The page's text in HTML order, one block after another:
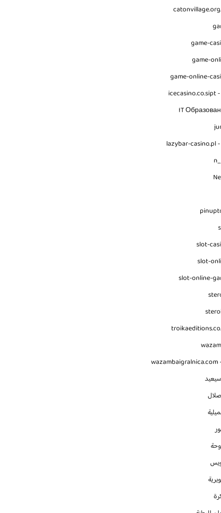
game-
game-
game-online-
icecasino.co.sipt
IT
lazybar-casino.pl
slot-
slot-
slot-online-
wazambaigralnica.com